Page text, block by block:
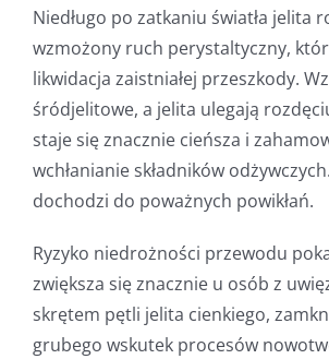
Niedługo po zatkaniu światła jelita
wzmożony ruch perystaltyczny,
likwidacja zaistniałej przeszkody.
śródjelitowe, a jelita ulegają
staje się znacznie cieńsza i
wchłanianie składników
dochodzi do poważnych powikłań.
Ryzyko niedrożności przewodu
zwiększa się znacznie u osób z
skrętem pętli jelita cienkiego,
grubego wskutek procesów